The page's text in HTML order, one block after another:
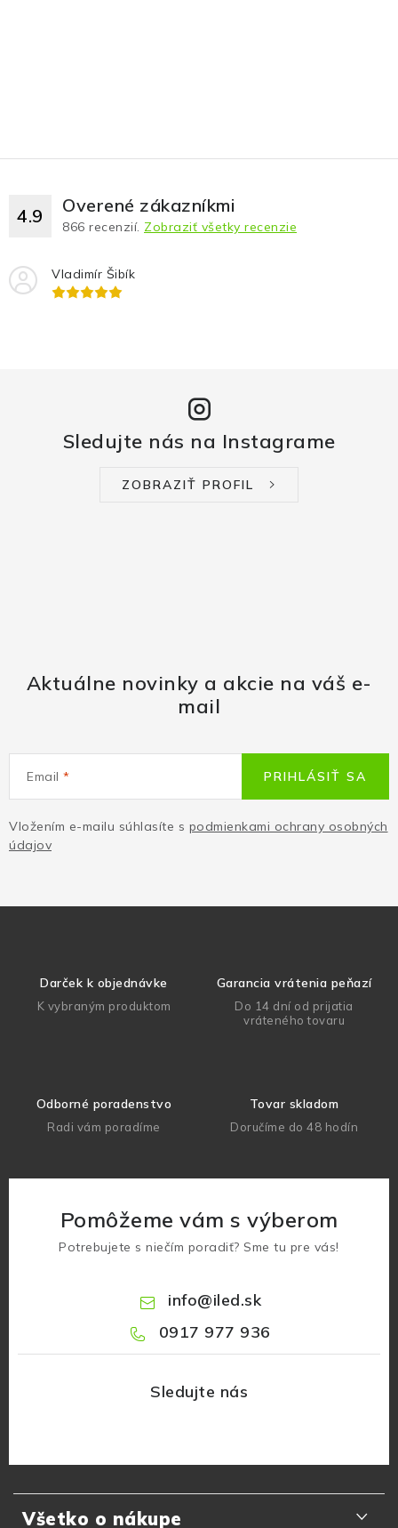
4.9 Overené zákazníkmi
866 recenzií. Zobraziť všetky recenzie
Vladimír Šibík
Sledujte nás na Instagrame
ZOBRAZIŤ PROFIL
Aktuálne novinky a akcie na váš e-
mail
Email
Vložením e-mailu súhlasíte s podmienkami ochrany osobných
údajov
PRIHLÁSIŤ SA
Darček k objednávke
K vybraným produktom
Garancia vrátenia peňazí
Do 14 dní od prijatia
vráteného tovaru
Odborné poradenstvo
Radi vám poradíme
Tovar skladom
Doručíme do 48 hodín
Pomôžeme vám s výberom
Potrebujete s niečím poradiť? Sme tu pre vás!
info@iled.sk
0917 977 936
Všetko o nákupe